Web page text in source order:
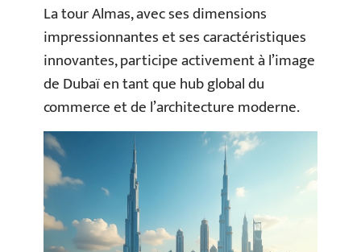
La tour Almas, avec ses dimensions
impressionnantes et ses caractéristiques
innovantes, participe activement à l’image
de Dubaï en tant que hub global du
commerce et de l’architecture moderne.